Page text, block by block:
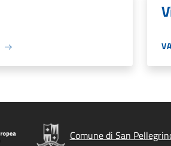
Comune di San